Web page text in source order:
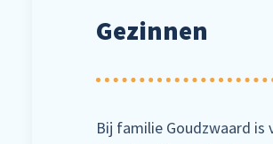
Gezinnen
Bij familie Goudzwaard is